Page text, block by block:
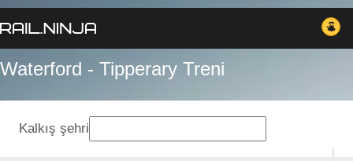
Waterford - Tipperary Treni
Kalkış şehri